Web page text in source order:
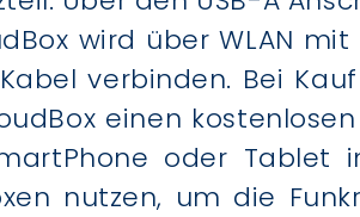
wird über WLAN
verbinden. Bei
einen
oder
nutzen, um die